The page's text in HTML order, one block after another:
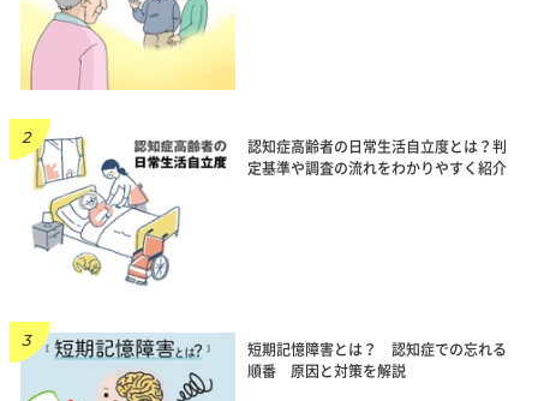
認知症高齢者の日常生活自立度とは？判
定基準や調査の流れをわかりやすく紹介
短期記憶障害とは？ 認知症での忘れる
順番 原因と対策を解説